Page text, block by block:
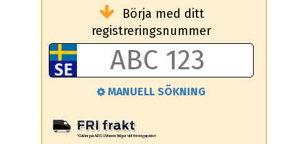
Börja med ditt
registreringsnummer
MANUELL SÖKNING